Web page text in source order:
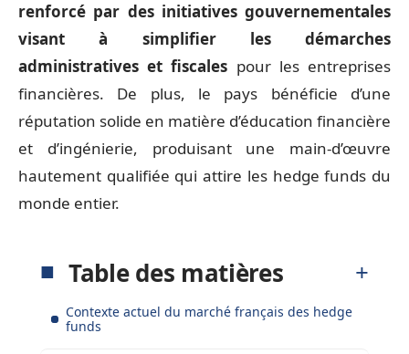
renforcé par des initiatives gouvernementales
visant à simplifier les démarches
administratives et fiscales pour les entreprises
financières. De plus, le pays bénéficie d’une
réputation solide en matière d’éducation financière
et d’ingénierie, produisant une main-d’œuvre
hautement qualifiée qui attire les hedge funds du
monde entier.
Table des matières
Contexte actuel du marché français des hedge
funds